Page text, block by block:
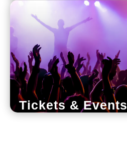
Tickets & Events